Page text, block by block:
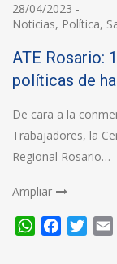
28/04/2023 -
Noticias, Política,
ATE Rosario:
políticas de
De cara a la
Trabajadores, la
Regional Rosario…
Ampliar
WhatsApp
Facebook